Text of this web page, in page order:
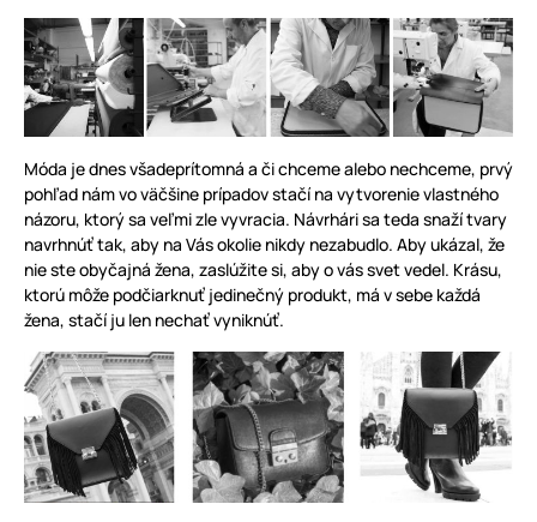
Móda je dnes všadeprítomná a či chceme alebo nechceme, prvý
pohľad nám vo väčšine prípadov stačí na vytvorenie vlastného
názoru, ktorý sa veľmi zle vyvracia. Návrhári sa teda snaží tvary
navrhnúť tak, aby na Vás okolie nikdy nezabudlo. Aby ukázal, že
nie ste obyčajná žena, zaslúžite si, aby o vás svet vedel. Krásu,
ktorú môže podčiarknuť jedinečný produkt, má v sebe každá
žena, stačí ju len nechať vyniknúť.